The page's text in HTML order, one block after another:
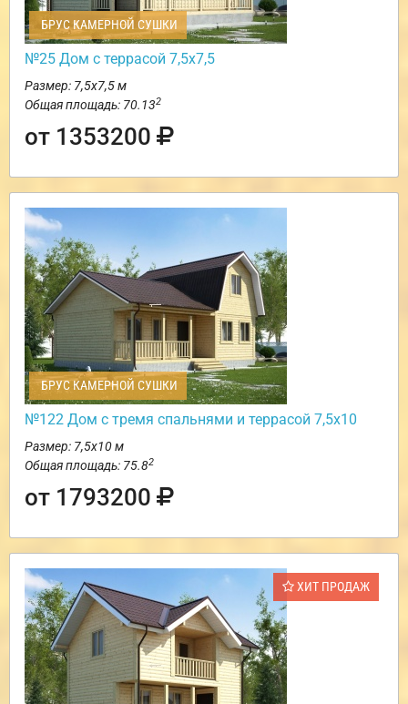
БРУС КАМЕРНОЙ СУШКИ
№25 Дом с террасой 7,5х7,5
Размер: 7,5х7,5 м
Общая площадь: 70.132
от 1353200
БРУС КАМЕРНОЙ СУШКИ
№122 Дом с тремя спальнями и террасой 7,5х10
Размер: 7,5х10 м
Общая площадь: 75.82
от 1793200
ХИТ ПРОДАЖ